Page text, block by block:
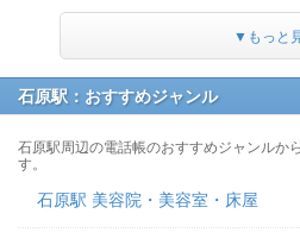
▼もっと
石原駅：おすすめジャンル
石原駅周辺の電話帳のおすすめジャンルか
す。
石原駅 美容院・美容室・床屋